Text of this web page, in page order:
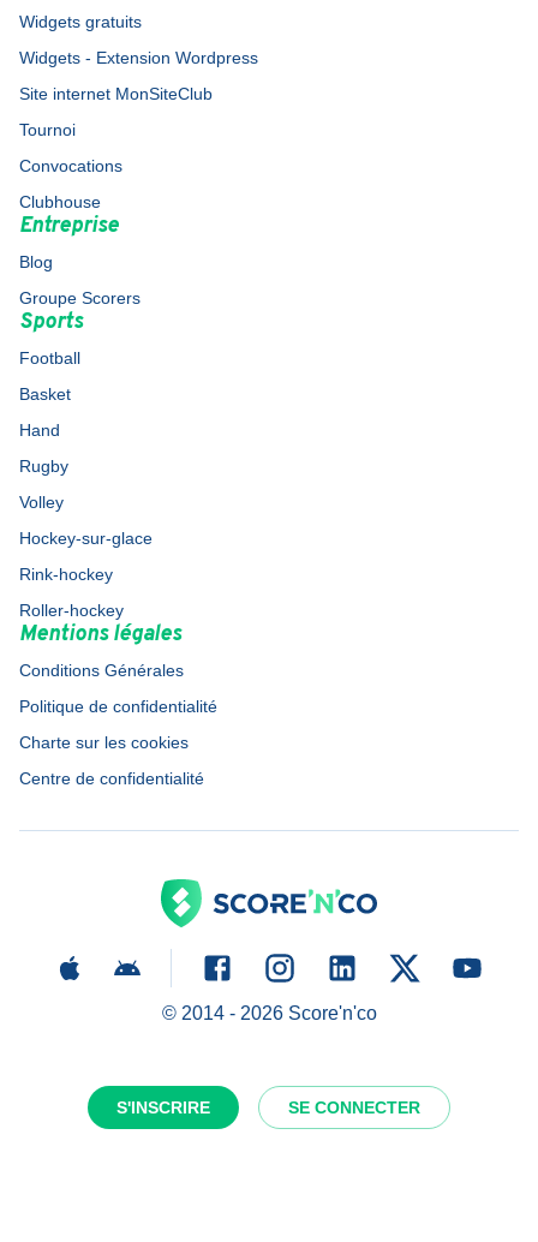
S'INSCRIRE SE CONNECTER
Widgets gratuits
Widgets - Extension Wordpress
Site internet MonSiteClub
Tournoi
Convocations
Clubhouse
Entreprise
Blog
Groupe Scorers
Sports
Football
Basket
Hand
Rugby
Volley
Hockey-sur-glace
Rink-hockey
Roller-hockey
Mentions légales
Conditions Générales
Politique de confidentialité
Charte sur les cookies
Centre de confidentialité
© 2014 - 2026Score'n'co